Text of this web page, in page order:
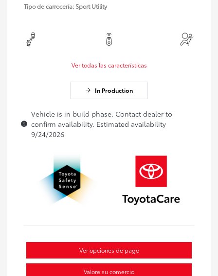
Tipo de carrocería: Sport Utility
Ver todas las características
In Production
Vehicle is in build phase. Contact dealer to
confirm availability. Estimated availability
9/24/2026
Ver opciones de pago
Valore su comercio